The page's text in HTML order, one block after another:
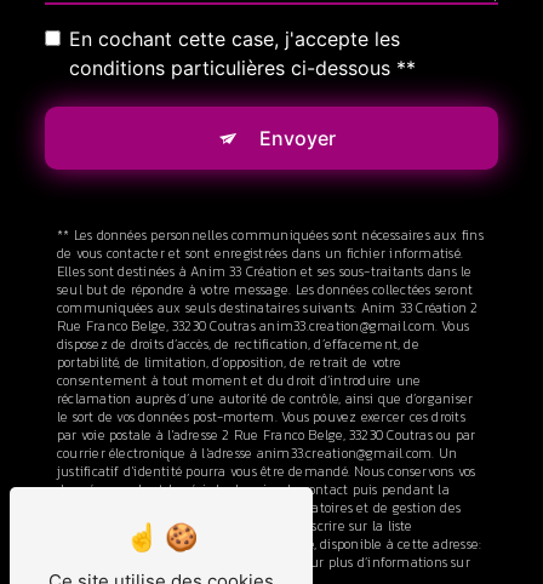
En cochant cette case, j'accepte les
conditions particulières ci-dessous **
Envoyer
** Les données personnelles communiquées sont nécessaires aux fins
de vous contacter et sont enregistrées dans un fichier informatisé.
Elles sont destinées à Anim 33 Création et ses sous-traitants dans le
seul but de répondre à votre message. Les données collectées seront
communiquées aux seuls destinataires suivants: Anim 33 Création 2
Rue Franco Belge, 33230 Coutras anim33.creation@gmail.com. Vous
disposez de droits d’accès, de rectification, d’effacement, de
portabilité, de limitation, d’opposition, de retrait de votre
consentement à tout moment et du droit d’introduire une
réclamation auprès d’une autorité de contrôle, ainsi que d’organiser
le sort de vos données post-mortem. Vous pouvez exercer ces droits
par voie postale à l'adresse 2 Rue Franco Belge, 33230 Coutras ou par
courrier électronique à l'adresse anim33.creation@gmail.com. Un
justificatif d'identité pourra vous être demandé. Nous conservons vos
données pendant la période de prise de contact puis pendant la
durée de prescription légale aux fins probatoires et de gestion des
contentieux. Vous avez le droit de vous inscrire sur la liste
d'opposition au démarchage téléphonique, disponible à cette adresse:
. Consultez le site cnil.fr pour plus d’informations sur